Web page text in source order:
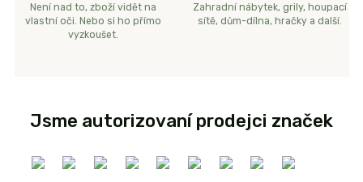
Není nad to, zboží vidět na
vlastní oči. Nebo si ho přímo
vyzkoušet.
Zahradní nábytek, grily, houpací
sítě, dům-dílna, hračky a další.
Jsme autorizovaní prodejci značek